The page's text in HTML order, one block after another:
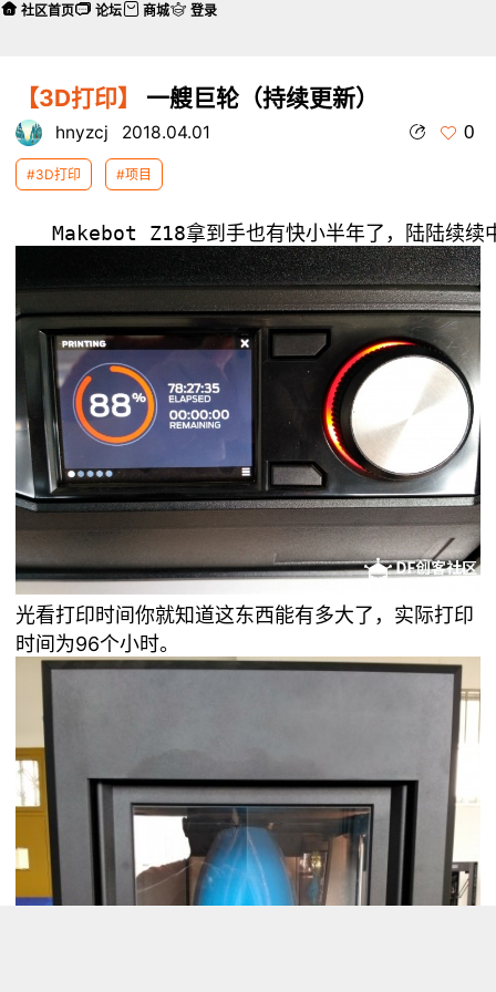
【3D打印】 一艘巨轮（持续更新）
hnyzcj 2018.04.01 0
#3D打印 #项目
光看打印时间你就知道这东西能有多大了，实际打印
时间为96个小时。
社区首页 论坛 商城 登录